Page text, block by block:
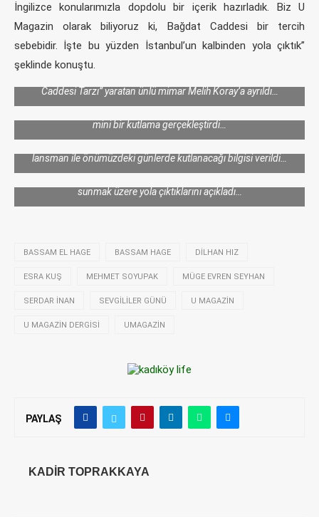
İngilizce konularımızla dopdolu bir içerik hazırladık. Biz U
Magazin olarak biliyoruz ki, Bağdat Caddesi bir tercih
sebebidir. İşte bu yüzden İstanbul’un kalbinden yola çıktık”
şeklinde konuştu.
Dergi içeriğinde yer alan inceleme yazılarından biri de, Bağdat
Caddesi Tarzı” yaratan ünlü mimar Melih Koray’a ayrıldı…
Bünyesinde Dilhan Hız, Özge Ç. Denizci, Müge Evren Seyhan,
Esra Kuşçu, Sibel Kamer, Ali Murat Ergül gibi usta isimler yer alan
mini bir kutlama gerçekleştirdi…
lansman ile önümüzdeki günlerde kutlanacağı bilgisi verildi…
Bassam Hage, Kadıköy Life’a yaptığı açıklamada U Magazin’i pek
çok dünya şehrindeki bağlantıları, biriktirdikleri tecrübe ve
sunmak üzere yola çıktıklarını açıkladı…
BASSAM EL HAGE BASSAM HAGE DILHAN HIZ
ESRA KUŞ MEHMET SOYUPAK MÜGE EVREN SEYHAN
SERDAR INAN SEVGILILER GÜNÜ U MAGAZIN
U MAGAZIN DERGISI UMAGAZIN
PAYLAŞ
KADIR TOPRAKKAYA